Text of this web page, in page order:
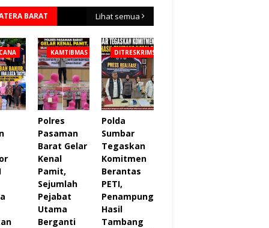
BARAT Lihat semua
KAMTIBMAS
Polres
Pasaman
Barat Gelar
Kenal
Pamit,
Sejumlah
Pejabat
Utama
Berganti
DITRESKRIMSUS
Polda
Sumbar
Tegaskan
Komitmen
Berantas
PETI,
Penampung
Hasil
Tambang